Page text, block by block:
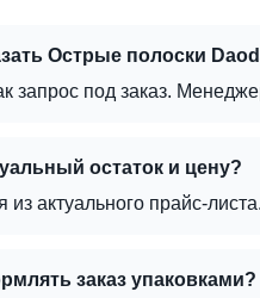
Острые полоски
запрос под заказ.
остаток и цену?
из актуального прайс-
заказ упаковками?